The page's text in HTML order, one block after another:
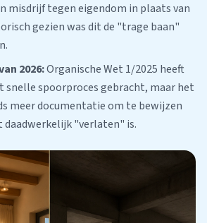
misdrijf tegen eigendom in plaats van
gezien was dit de "trage baan"
2026:Organische Wet 1/2025 heeft
snelle spoorproces gebracht, maar het
meer documentatie om te bewijzen
daadwerkelijk "verlaten" is.